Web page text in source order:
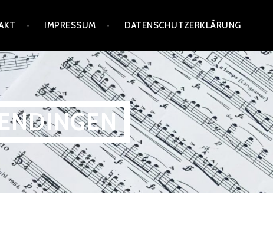
IMPRESSUM DATENSCHUTZERKLÄRUNG